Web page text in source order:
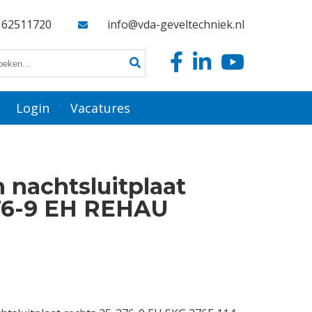
info@vda-geveltechniek.nl
Login Vacatures
nachtsluitplaat
9 EH REHAU